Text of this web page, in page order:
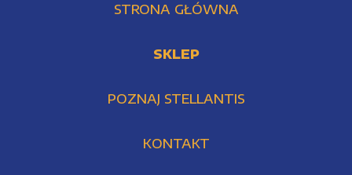
STRONA GŁÓWNA
SKLEP
POZNAJ STELLANTIS
KONTAKT